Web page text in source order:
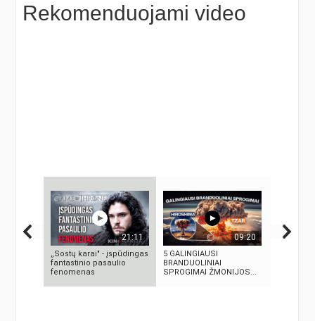
Rekomenduojami video
21:11
„Sostų karai" - įspūdingas
fantastinio pasaulio
fenomenas
09:20
5 GALINGIAUSI
BRANDUOLINIAI
SPROGIMAI ŽMONIJOS...